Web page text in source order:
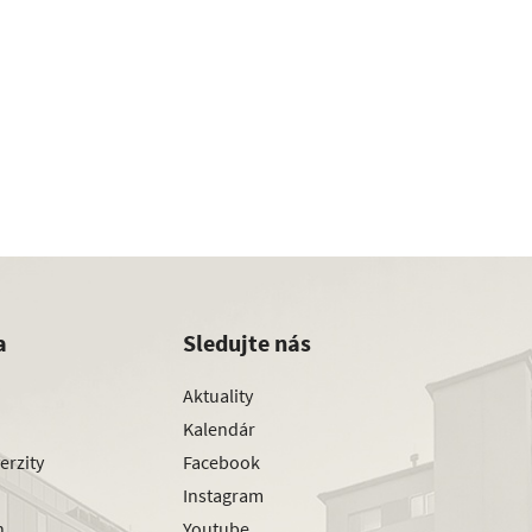
Sledujte nás
Aktuality
Kalendár
Facebook
Instagram